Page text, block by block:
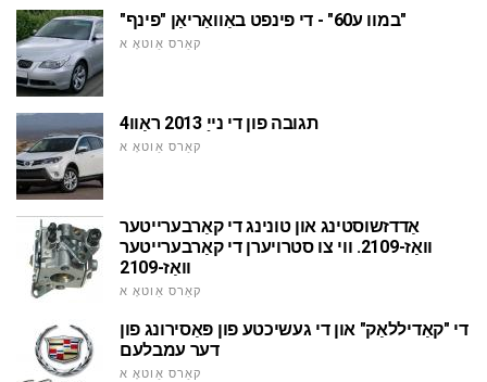
"במוו ע60" - די פינפט באַוואַריאַן "פינף"
קאַרס אַוטאָ א
תגובה פון די נייַ 2013 ראַוו4
קאַרס אַוטאָ א
אַדדזשוסטינג און טונינג די קאַרבערייטער
וואַז-2109. ווי צו סטרויערן די קאַרבערייטער
וואַז-2109
קאַרס אַוטאָ א
די "קאַדיללאַק" און די געשיכטע פון פּאַסירונג פון
דער עמבלעם
קאַרס אַוטאָ א